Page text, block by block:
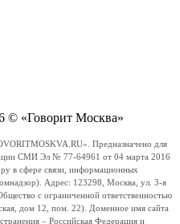
© «Говорит Москва»
Предназначено для
СМИ Эл № 77-64961 от 04 марта 2016
в сфере связи, информационных
Адрес: 123298, Москва, ул. 3-я
с ограниченной ответственностью
дом 12, пом. 22). Доменное имя сайта
– Российская Федерация и